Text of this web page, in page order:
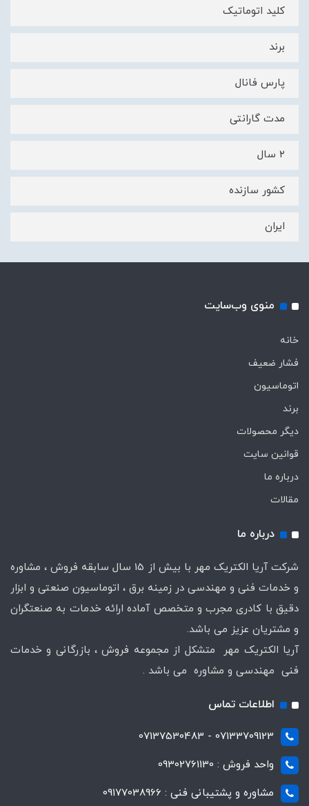
کلید اتوماتیک
برند
پارس فانال
مدت گارانتی
۲ سال
کشور سازنده
ایران
منوی وب‌سایت
خانه
فشار ضعیف
اتوماسیون
برند
دیگر محصولات
قوانین سایت
درباره ما
مقالات
درباره ما
شرکت آریا الکتریک مهر با بیش از 15 سال سابقه فروش ، مشاوره
و خدمات فنی و مهندسی در زمینه برق ، اتوماسیون صنعتی و ابزار
دقیق با کادری مجرب و متخصص آماده ارائه خدمات به صنعتگران
و مشتریان عزیز می باشد.
آریا الکتریک مهر متشکل از مجموعه فروش ، بازرگانی و خدمات
فنی مهندسی و مشاوره می باشد .
اطلاعات تماس
07133709123 - 07137530483
واحد فروش : 09302761130
مشاوره و پشتیبانی فنی : 09177038966